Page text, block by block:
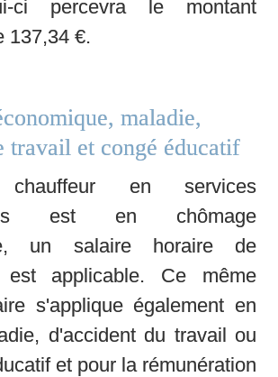
ci percevra le montant
137,34 €.
maladie,
travail et congé éducatif
chauffeur en services
est en chômage
un salaire horaire de
applicable. Ce même
s'applique également en
d'accident du travail ou
et pour la rémunération